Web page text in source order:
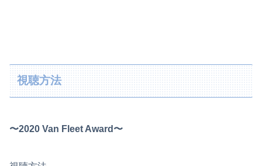
視聴方法
〜2020 Van Fleet Award〜